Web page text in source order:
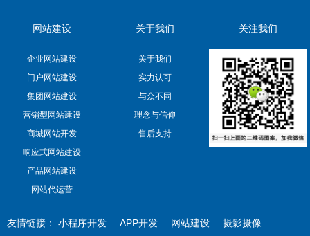
网站建设
企业网站建设
门户网站建设
集团网站建设
营销型网站建设
商城网站开发
响应式网站建设
产品网站建设
网站代运营
关于我们
关于我们
实力认可
与众不同
理念与信仰
售后支持
关注我们
友情链接： 小程序开发 APP开发 网站建设
摄影摄像